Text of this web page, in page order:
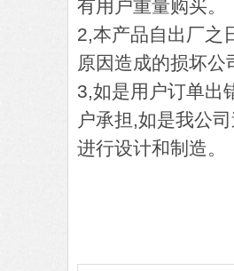
有用户重量购买。
2,本产品自出厂之
原因造成的损坏
3,如是用户订单出
户承担,如是我公
进行设计和制造。